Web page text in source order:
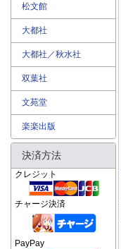
松文館
大都社
大都社／秋水社
双葉社
文苑堂
楽楽出版
決済方法
クレジット
チャージ決済
PayPay